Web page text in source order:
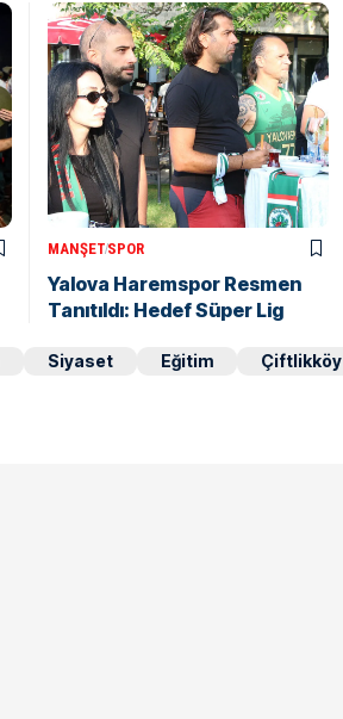
MANŞETSPOR
Yalova Haremspor Resmen
Tanıtıldı: Hedef Süper Lig
Siyaset Eğitim Çiftlikköy